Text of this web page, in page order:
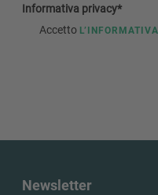
Informativa privacy*
Accetto
Newsletter